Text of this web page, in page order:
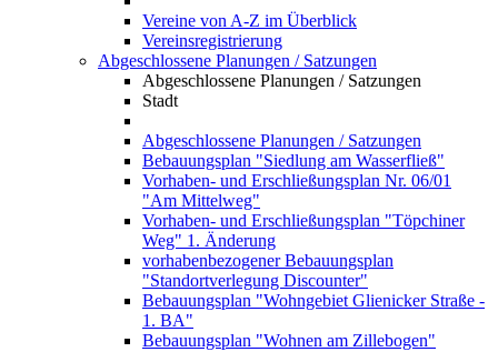
Vereine von A-Z im Überblick
Vereinsregistrierung
Abgeschlossene Planungen / Satzungen
Abgeschlossene Planungen / Satzungen
Stadt
Abgeschlossene Planungen / Satzungen
Bebauungsplan "Siedlung am Wasserfließ"
Vorhaben- und Erschließungsplan Nr. 06/01
"Am Mittelweg"
Vorhaben- und Erschließungsplan "Töpchiner
Weg" 1. Änderung
vorhabenbezogener Bebauungsplan
"Standortverlegung Discounter"
Bebauungsplan "Wohngebiet Glienicker Straße -
1. BA"
Bebauungsplan "Wohnen am Zillebogen"